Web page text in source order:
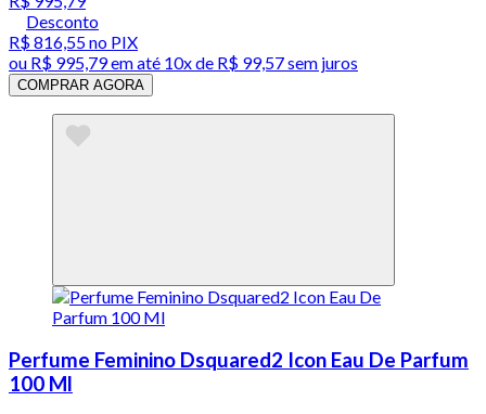
Desconto
R$ 816,55no PIX
ou R$ 995,79em até 10x de R$ 99,57 sem juros
COMPRAR AGORA
Perfume Feminino Dsquared2 Icon Eau De Parfum
100 Ml